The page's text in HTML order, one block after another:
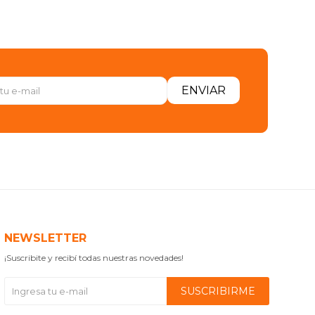
ENVIAR
NEWSLETTER
¡Suscribite y recibí todas nuestras novedades!
SUSCRIBIRME